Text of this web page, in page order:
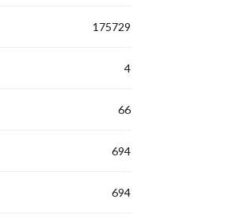
175729
4
66
694
694